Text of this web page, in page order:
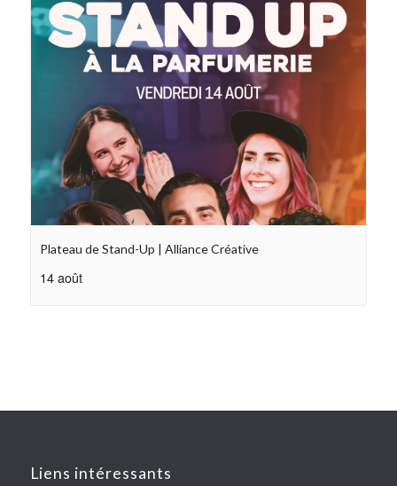
Plateau de Stand-Up | Alliance Créative
14 août
Liens intéressants